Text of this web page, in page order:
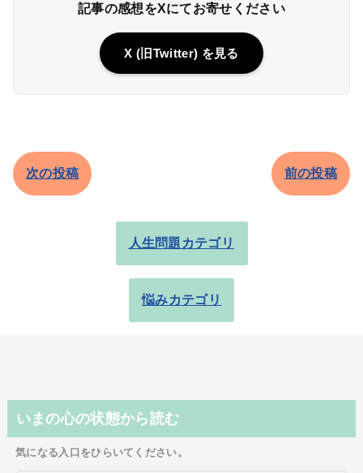
記事の感想をXにてお寄せください
X (旧Twitter) を見る
次の投稿 前の投稿
人生問題カテゴリ
悩みカテゴリ
いまの心の状態から読む
気になる入口をひらいてください。